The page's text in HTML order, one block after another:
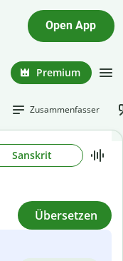
Open App
Premium
Zusammenfasser
Sanskrit
Übersetzen